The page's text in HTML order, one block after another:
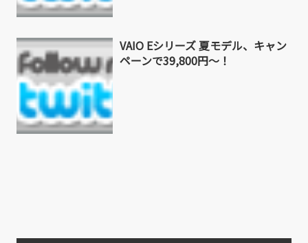
VAIO Eシリーズ 夏モデル、キャン
ペーンで39,800円～！